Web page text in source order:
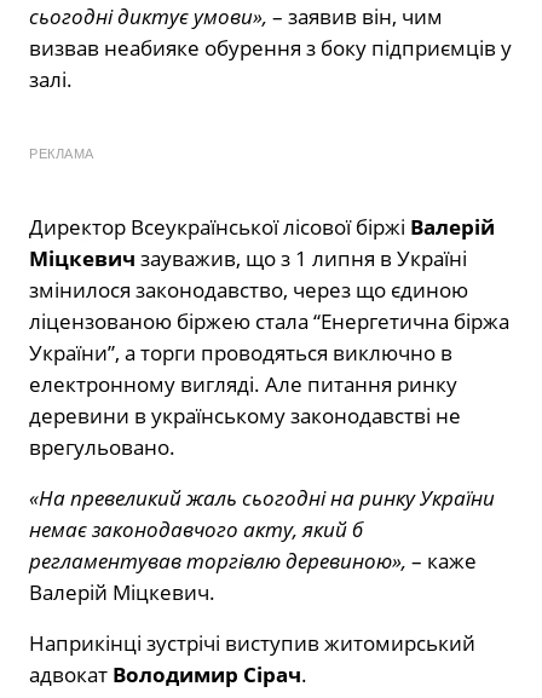
сьогодні диктує умови», – заявив він, чим
визвав неабияке обурення з боку підприємців у
залі.
РЕКЛАМА
Директор Всеукраїнської лісової біржі Валерій
Міцкевич зауважив, що з 1 липня в Україні
змінилося законодавство, через що єдиною
ліцензованою біржею стала “Енергетична біржа
України”, а торги проводяться виключно в
електронному вигляді. Але питання ринку
деревини в українському законодавстві не
врегульовано.
«На превеликий жаль сьогодні на ринку України
немає законодавчого акту, який б
регламентував торгівлю деревиною», – каже
Валерій Міцкевич.
Наприкінці зустрічі виступив житомирський
адвокат Володимир Сірач.